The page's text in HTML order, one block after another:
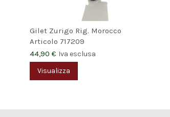
Gilet Zurigo Rig. Morocco
Articolo 717209
44,90 € Iva esclusa
Visualizza